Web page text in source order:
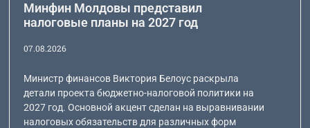
Минфин Молдовы представил
налоговые планы на 2027 год
07.08.2026
Министр финансов Виктория Белоус раскрыла
детали проекта бюджетно-налоговой политики на
2027 год. Основной акцент сделан на выравнивании
налоговых обязательств для различных форм